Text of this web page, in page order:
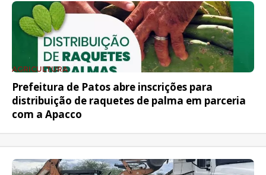
AGRICULTURA
Prefeitura de Patos abre inscrições para
distribuição de raquetes de palma em parceria
com a Apacco